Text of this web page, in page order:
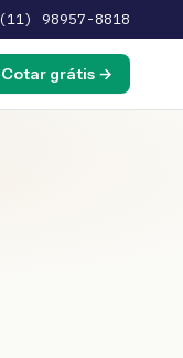
(11) 98957-8818
Cotar grátis →